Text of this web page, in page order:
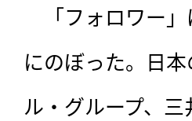
「フォロワー」
にのぼった。日
ル・グループ、